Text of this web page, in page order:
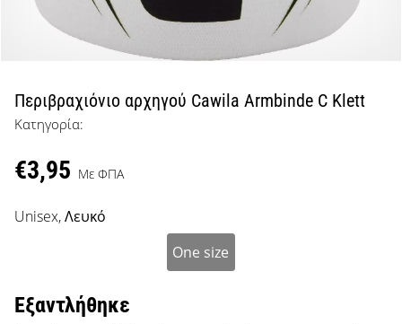
μπάσκετ
Είσαι
μπάσκετ
όπως
εμείς;
μαζί
ως
πρεσβευτής
Περιβραχιόνιο αρχηγού Cawila Armbinde C Klett
Κατηγορία:
€3,95 Με ΦΠΑ
Unisex,Λευκό
One size
Εξαντλήθηκε